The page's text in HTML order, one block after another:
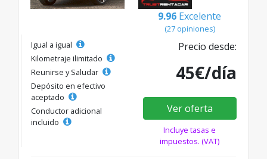
9.96 Excelente
(27 opiniones)
Igual a igual
Kilometraje ilimitado
Reunirse y Saludar
Depósito en efectivo
aceptado
Conductor adicional
incluido
Precio desde:
45€/día
Ver oferta
Incluye tasas e
impuestos. (VAT)